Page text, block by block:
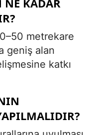
metrekare
geniş alan
katkı